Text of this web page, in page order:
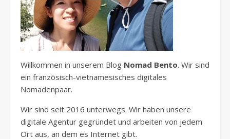
Willkommen in unserem Blog Nomad Bento. Wir sind
ein französisch-vietnamesisches digitales
Nomadenpaar.
Wir sind seit 2016 unterwegs. Wir haben unsere
digitale Agentur gegründet und arbeiten von jedem
Ort aus, an dem es Internet gibt.